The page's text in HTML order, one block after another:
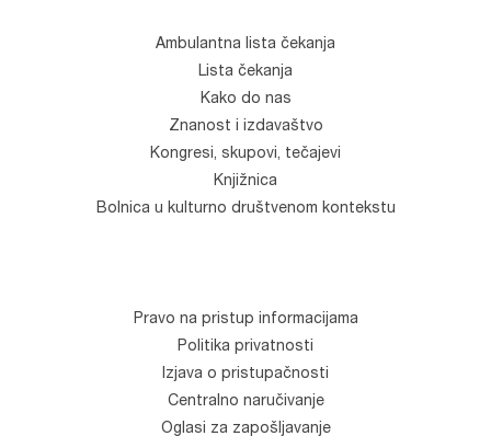
Ambulantna lista čekanja
Lista čekanja
Kako do nas
Znanost i izdavaštvo
Kongresi, skupovi, tečajevi
Knjižnica
Bolnica u kulturno društvenom kontekstu
Pravo na pristup informacijama
Politika privatnosti
Izjava o pristupačnosti
Centralno naručivanje
Oglasi za zapošljavanje